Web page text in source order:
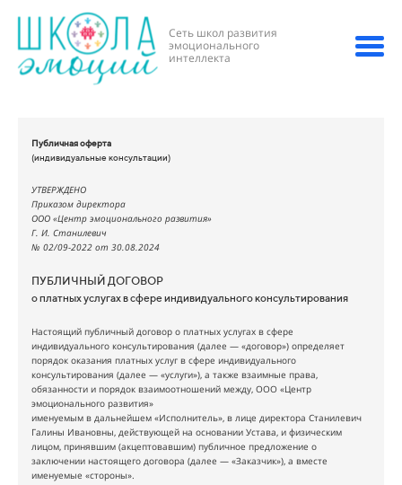
Сеть школ развития
эмоционального
интеллекта
Публичная оферта
(индивидуальные консультации)
УТВЕРЖДЕНО
Приказом директора
ООО «Центр эмоционального развития»
Г. И. Станилевич
№ 02/09-2022 от 30.08.2024
ПУБЛИЧНЫЙ ДОГОВОР
о платных услугах в сфере индивидуального консультирования
Настоящий публичный договор о платных услугах в сфере
индивидуального консультирования (далее — «договор») определяет
порядок оказания платных услуг в сфере индивидуального
консультирования (далее — «услуги»), а также взаимные права,
обязанности и порядок взаимоотношений между, ООО «Центр
эмоционального развития»
именуемым в дальнейшем «Исполнитель», в лице директора Станилевич
Галины Ивановны, действующей на основании Устава, и физическим
лицом, принявшим (акцептовавшим) публичное предложение о
заключении настоящего договора (далее — «Заказчик»), а вместе
именуемые «стороны».